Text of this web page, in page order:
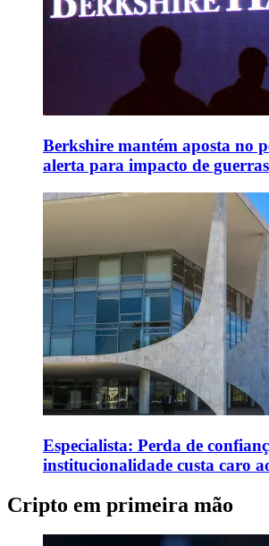
Berkshire mantém aposta no
alerta para impacto de guerras
Especialista: Perda de
institucionalidade custa caro
Cripto em primeira mão